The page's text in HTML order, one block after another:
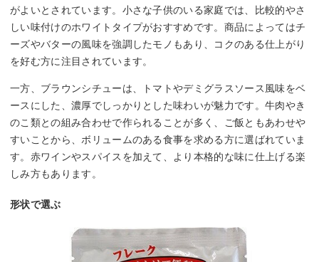
がよいとされています。小さな子供のいる家庭では、比較的やさ
しい味付けのホワイトタイプがおすすめです。商品によってはチ
ーズやバターの風味を強調したモノもあり、コクのある仕上がり
を好む方に注目されています。
一方、ブラウンシチューは、トマトやデミグラスソース風味をベ
ースにした、濃厚でしっかりとした味わいが魅力です。牛肉やき
のこ類との組み合わせで作られることが多く、ご飯ともあわせや
すいことから、ボリュームのある食事を求める方に選ばれていま
す。赤ワインやスパイスを加えて、より本格的な味に仕上げる楽
しみ方もあります。
形状で選ぶ